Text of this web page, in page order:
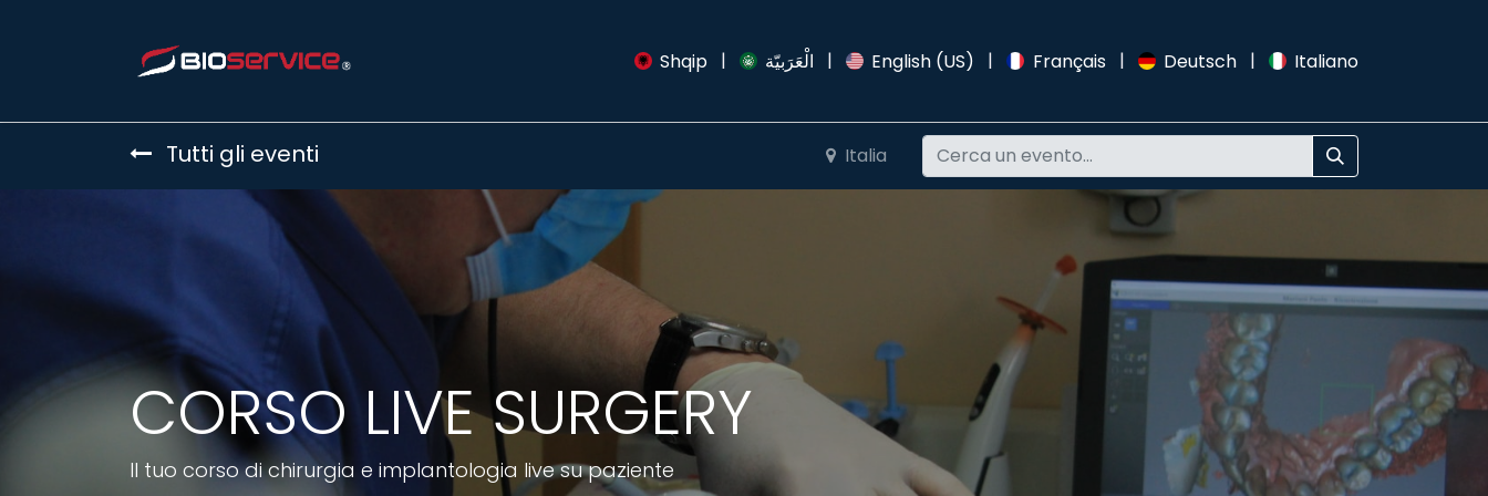
Shqip | الْعَرَبيّة | English (US) | Français | Deutsch | Italiano
Tutti gli eventi Italia
CORSO LIVE SURGERY
Il tuo corso di chirurgia e implantologia live su paziente